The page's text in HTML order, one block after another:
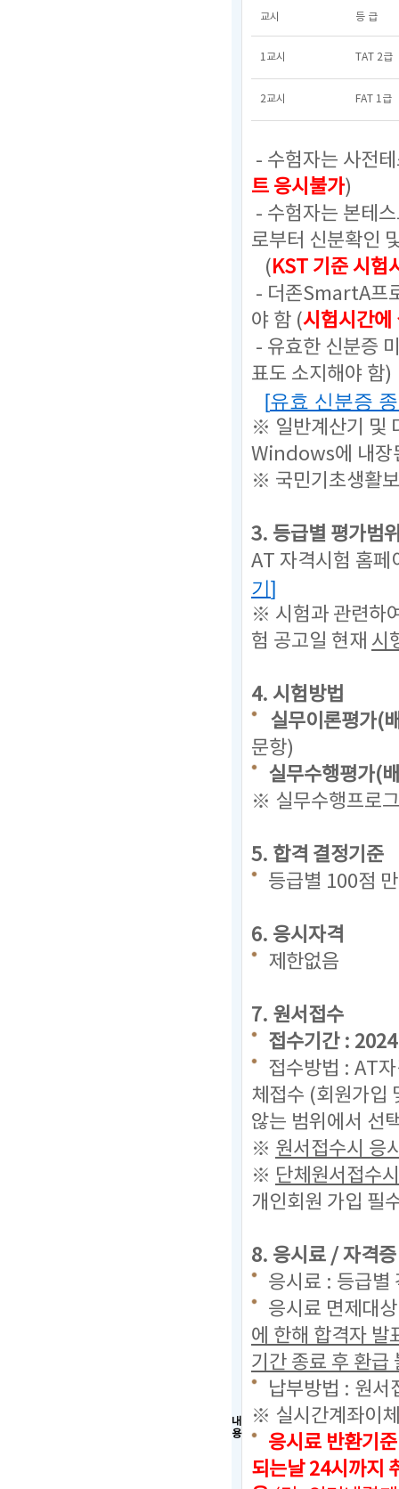
내
용
교시 등 급
1교시 TAT 2급
2교시 FAT 1급
- 수험자는 사전
트 응시불가)
- 수험자는 본테
로부터 신분확인
(KST 기준 시험
- 더존SmartA프
야 함 (시험시간에
- 유효한 신분증
표도 소지해야 함)
[유효 신분증
※ 일반계산기 및
Windows에 내장
※ 국민기초생활
3. 등급별 평가범
AT 자격시험 홈페
기]
※ 시험과 관련하
험 공고일 현재 시
4. 시험방법
실무이론평가(
문항)
실무수행평가(
※ 실무수행프로
5. 합격 결정기준
등급별 100점
6. 응시자격
제한없음
7. 원서접수
접수기간 :
접수방법 : AT
체접수 (회원가입
않는 범위에서 선
※ 원서접수시 응
※ 단체원서접수
개인회원 가입 필
8. 응시료 / 자격
응시료 : 등급
응시료 면제대
에 한해 합격자 발
기간 종료 후 환급
납부방법 : 원서
※ 실시간계좌이
응시료 반환기
되는날 24시까지